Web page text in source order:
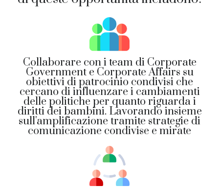
Collaborare con i team di Corporate
Government e Corporate Affairs su
obiettivi di patrocinio condivisi che
cercano di influenzare i cambiamenti
delle politiche per quanto riguarda i
diritti dei bambini. Lavorando insieme
sull'amplificazione tramite strategie di
comunicazione condivise e mirate